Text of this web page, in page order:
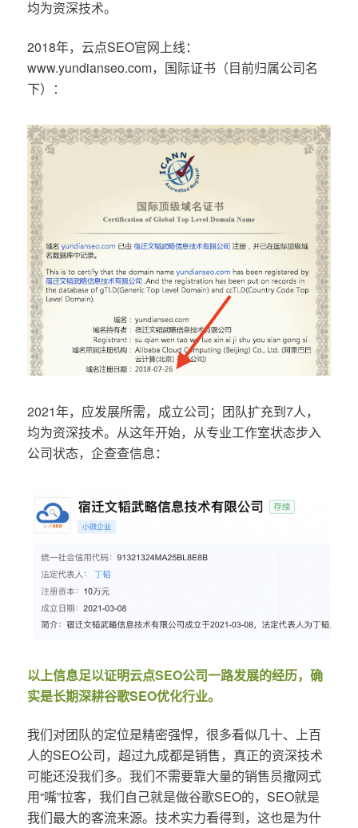
均为资深技术。
2018年，云点SEO官网上线：
www.yundianseo.com，国际证书（目前归属公司名
下）：
2021年，应发展所需，成立公司；团队扩充到7人，
均为资深技术。从这年开始，从专业工作室状态步入
公司状态，企查查信息：
以上信息足以证明云点SEO公司一路发展的经历，确
实是长期深耕谷歌SEO优化行业。
我们对团队的定位是精密强悍，很多看似几十、上百
人的SEO公司，超过九成都是销售，真正的资深技术
可能还没我们多。我们不需要靠大量的销售员撒网式
用“嘴”拉客，我们自己就是做谷歌SEO的，SEO就是
我们最大的客流来源。技术实力看得到，这也是为什